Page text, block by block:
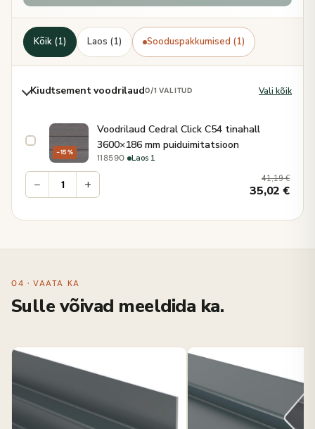
Kõik (1) Laos (1) Sooduspakkumised (1)
Kiudtsement voodrilaud0/1 VALITUD Vali kõik
−15%
Voodrilaud Cedral Click C54 tinahall
3600×186 mm puiduimitatsioon
118590· Laos 1
− + 41,19€
35,02€
04 · VAATA KA
Sulle võivad meeldida ka.